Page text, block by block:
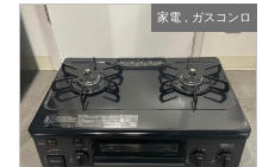
家電, ガスコンロ